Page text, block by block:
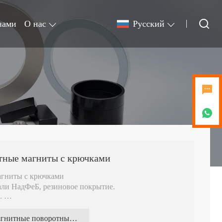
О нас Pусский
магниты с крючками
с крючками
НадФеБ, резиновое покрытие.
магнитные поворотные крючки